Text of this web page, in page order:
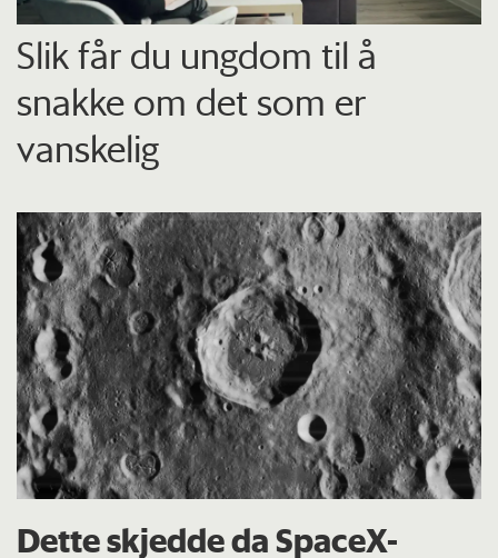
Slik får du ungdom til å
snakke om det som er
vanskelig
Dette skjedde da SpaceX-